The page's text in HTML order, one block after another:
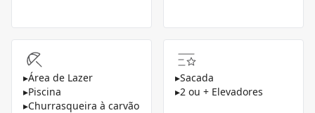
▸Área de Lazer
▸Piscina
▸Churrasqueira à carvão
▸Sacada
▸2 ou + Elevadores